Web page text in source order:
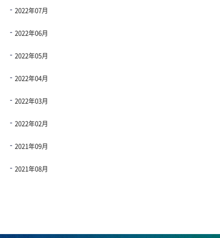
2022年07月
2022年06月
2022年05月
2022年04月
2022年03月
2022年02月
2021年09月
2021年08月